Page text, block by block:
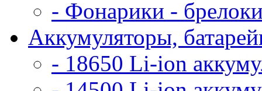
- Фонарики -
Аккумуляторы,
- 18650 Li-ion